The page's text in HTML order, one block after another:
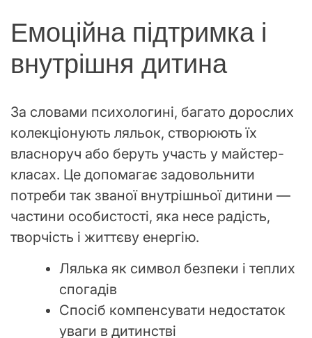
Емоційна підтримка і
внутрішня дитина
За словами психологині, багато дорослих
колекціонують ляльок, створюють їх
власноруч або беруть участь у майстер-
класах. Це допомагає задовольнити
потреби так званої внутрішньої дитини —
частини особистості, яка несе радість,
творчість і життєву енергію.
Лялька як символ безпеки і теплих
спогадів
Спосіб компенсувати недостаток
уваги в дитинстві